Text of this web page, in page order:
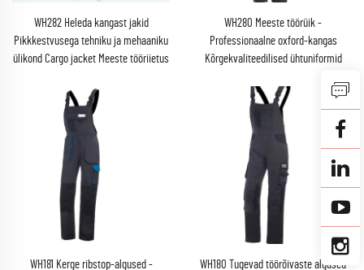
WH282 Heleda kangast jakid
Pikkkestvusega tehniku ja mehaaniku
ülikond Cargo jacket Meeste tööriietus
WH280 Meeste töörüik -
Professionaalne oxford-kangas
Kõrgekvaliteedilised ühtuniformid
WH181 Kerge ribstop-algused -
WH180 Tugevad töörõivaste algused